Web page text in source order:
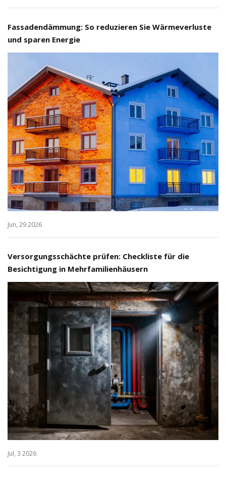
Fassadendämmung: So reduzieren Sie Wärmeverluste
und sparen Energie
Jun, 29 2026
Versorgungsschächte prüfen: Checkliste für die
Besichtigung in Mehrfamilienhäusern
Jul, 3 2026